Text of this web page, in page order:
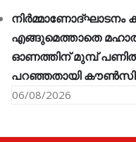
നിർമ്മാണോദ്ഘാടനം
എങ്ങുമെത്താതെ
ഓണത്തിന് മുമ്പ്
പറഞ്ഞതായി
06/08/2026